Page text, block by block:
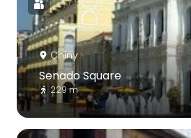
Chiny
Senado Square
229 m